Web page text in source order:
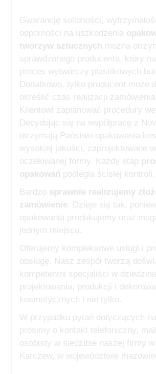
Gwarancję solidności,
odporności na uszkodzenia
tworzyw sztucznych można
sprawdzonego producenta, który
proces wytwórczy plastikowych
Dodatkowo, tylko producent może
określić czas realizacji
Klientowi zaplanować procedury
Decydując się na współpracę z
otrzymają Państwo opakowania
wysokiej jakości, zaprojektowane
oczekiwanej formy. Każdy etap
opakowań podległa ścisłej kontroli.
Bardzo sprawnie realizujemy
zamówienie. Dzieje się tak,
opakowania produkujemy oraz
jednym miejscu.
Oferujemy kompleksowe usługi i
obsługę. Nasz zespół tworzą
kompetentni specjaliści w
projektowania, produkcji i
kosmetycznych i nie tylko.
W przypadku pytań dotyczących
prosimy o kontakt telefoniczny,
osobisty w siedzibie naszej firmy
Karczew, w województwie